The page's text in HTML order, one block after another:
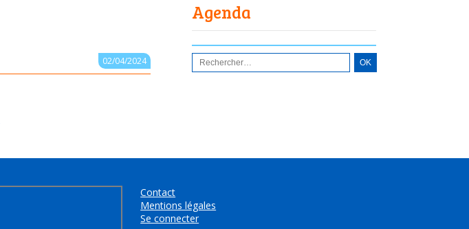
02/04/2024
Agenda
Contact
Mentions légales
Se connecter